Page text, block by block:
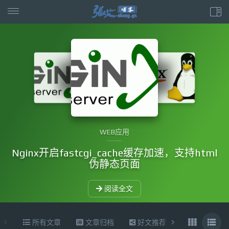
WEB应用
Nginx开启fastcgi_cache缓存加速，支持html
伪静态页面
阅读全文
所有文章 文章归档 好文推荐 东拉西扯